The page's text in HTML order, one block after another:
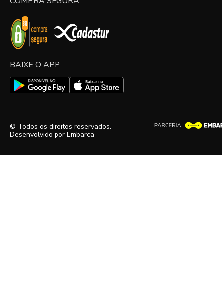
BAIXE O APP
© Todos os direitos reservados.
Desenvolvido por Embarca